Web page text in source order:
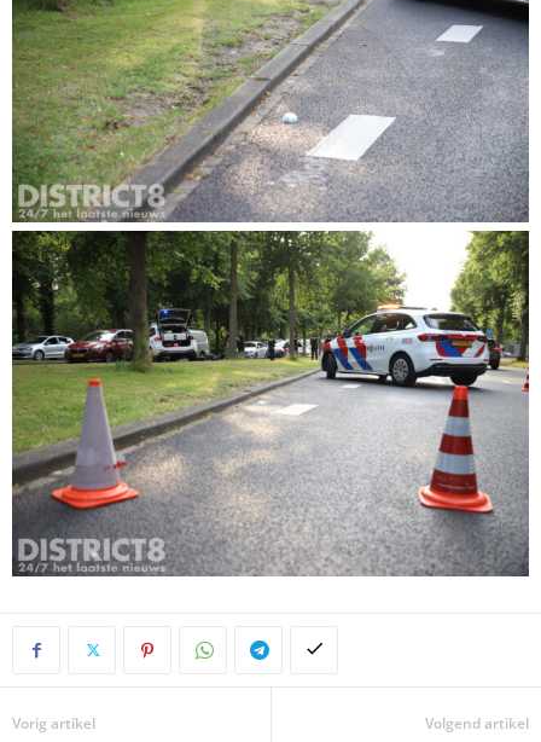
Vorig artikel Volgend artikel